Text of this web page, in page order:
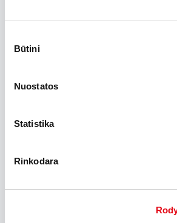
pasirinkimas
Būtini
Nuostatos
Statistika
Rinkodara
įgyvendinimas.
2. Pagal konkretų tikslą
Asmens duomenys saugomi
tiek laiko, kiek reikalinga
3. Asmens duomenys tvarkomi
4. Asmens duomenų tvarkymo
teisėtu, sąžiningu ir skaidriu